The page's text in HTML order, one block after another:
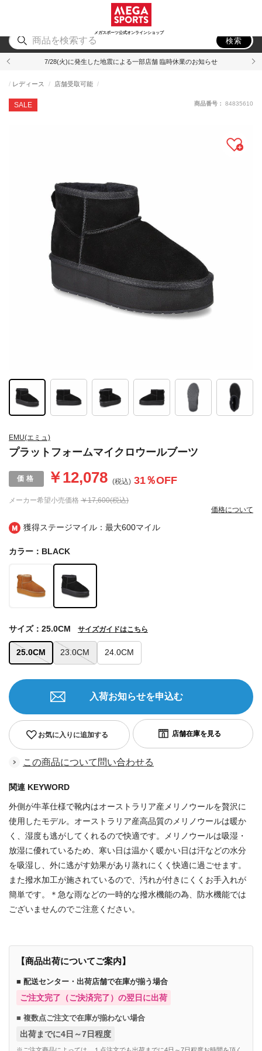
メガスポーツ公式オンラインショップ
アウトドア
検索
7/28(火)に発生した地震による一部店舗 臨時休業のお知らせ
獲得ステージマイル：最大600マイル
EMU(エミュ)
プラットフォームマイクロウールブーツ
SALE
レディース 店舗受取可能
メーカー希望小売価格 ￥17,600(税込)
￥12,078 (税込) 31％OFF
価格について
商品番号： 84835610
カラー：BLACK
25.0CM 23.0CM 24.0CM
サイズ：25.0CM サイズガイドはこちら
お気に入りに追加する
入荷お知らせを申込む
この商品について問い合わせる
関連 KEYWORD
外側が牛革仕様で靴内はオーストラリア産メリノウールを贅沢に
使用したモデル。オーストラリア産高品質のメリノウールは暖か
く、湿度も逃がしてくれるので快適です。メリノウールは吸湿・
放湿に優れているため、寒い日は温かく暖かい日は汗などの水分
を吸湿し、外に逃がす効果があり蒸れにくく快適に過ごせます。
また撥水加工が施されているので、汚れが付きにくくお手入れが
簡単です。＊急な雨などの一時的な撥水機能の為、防水機能では
ございませんのでご注意ください。
【商品出荷についてご案内】
■ 配送センター・出荷店舗で在庫が揃う場合
ご注文完了（ご決済完了）の翌日に出荷
■ 複数点ご注文で在庫が揃わない場合
出荷までに4日～7日程度